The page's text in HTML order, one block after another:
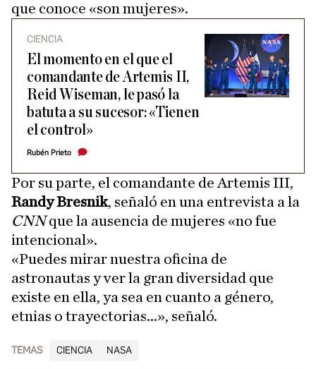
que conoce «son mujeres».
CIENCIA
El momento en el que el
comandante de Artemis II,
Reid Wiseman, le pasó la
batuta a su sucesor: «Tienen
el control»
Rubén Prieto
Por su parte, el comandante de Artemis III,
Randy Bresnik, señaló en una entrevista a la
CNNque la ausencia de mujeres «no fue
intencional».
«Puedes mirar nuestra oficina de
astronautas y ver la gran diversidad que
existe en ella, ya sea en cuanto a género,
etnias o trayectorias...», señaló.
TEMAS CIENCIA NASA